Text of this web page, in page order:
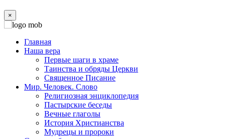
×
Главная
Наша вера
Первые шаги в храме
Таинства и обряды Церкви
Священное Писание
Мир. Человек. Слово
Религиозная энциклопедия
Пастырские беседы
Вечные глаголы
История Христианства
Мудрецы и пророки